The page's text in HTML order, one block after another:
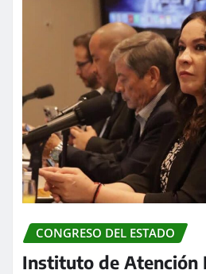
CONGRESO DEL ESTADO
Instituto de Atención